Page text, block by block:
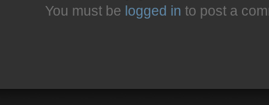
You must be logged in to post a